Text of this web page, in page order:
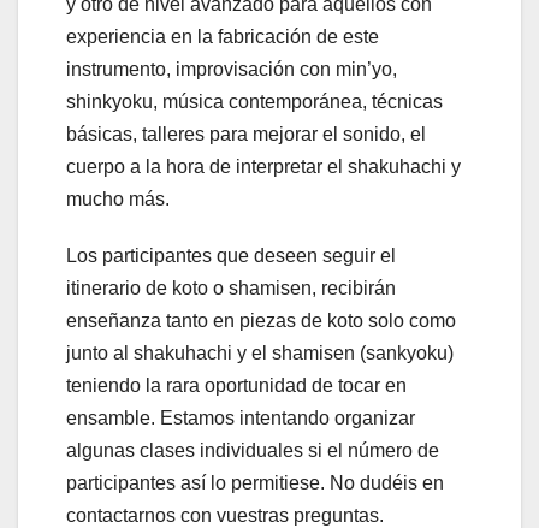
y otro de nivel avanzado para aquellos con
experiencia en la fabricación de este
instrumento, improvisación con min’yo,
shinkyoku, música contemporánea, técnicas
básicas, talleres para mejorar el sonido, el
cuerpo a la hora de interpretar el shakuhachi y
mucho más.
Los participantes que deseen seguir el
itinerario de koto o shamisen, recibirán
enseñanza tanto en piezas de koto solo como
junto al shakuhachi y el shamisen (sankyoku)
teniendo la rara oportunidad de tocar en
ensamble. Estamos intentando organizar
algunas clases individuales si el número de
participantes así lo permitiese. No dudéis en
contactarnos con vuestras preguntas.